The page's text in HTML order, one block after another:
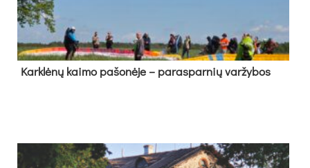
Kark­lė­nų kai­mo pa­šo­nė­je – pa­ras­par­nių var­žy­bos